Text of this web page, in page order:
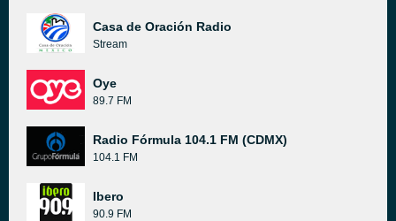
Casa de Oración Radio
Stream
Oye
89.7 FM
Radio Fórmula 104.1 FM (CDMX)
104.1 FM
Ibero
90.9 FM